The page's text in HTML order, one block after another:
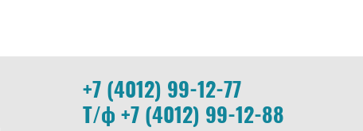
+7 (4012) 99-12-77
Т/ф +7 (4012) 99-12-88